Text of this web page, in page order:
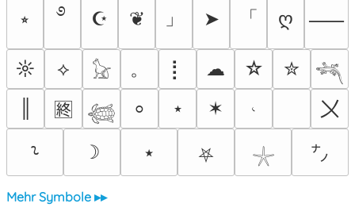
⭒ ࿔ ☪ ❦ 」 ➤ 「 ღ ⸺
☼ ⟡ 𓃠 。 ⡇ ☁ ☆ ✮
𓆈
🈡 𓆉 ⸰ ⋆ ✶ 𝆥
〤
⸊
☽ ⭑ ⛧ 𓇼 ㌨
Mehr Symbole ▸▸